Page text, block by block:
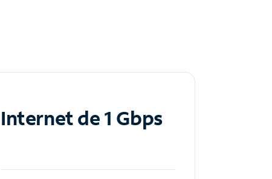
Internet de 1 Gbps